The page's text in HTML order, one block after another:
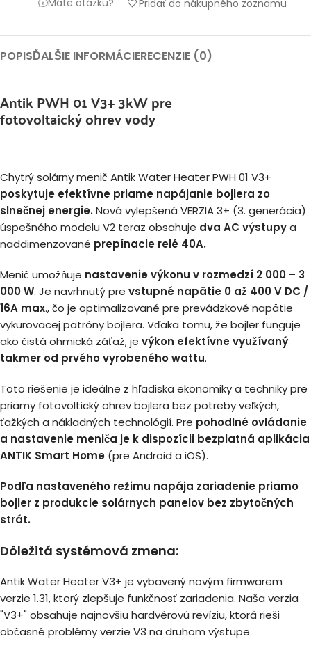
Máte otázku? Pridať do nákupného zoznamu
POPISĎALŠIE INFORMÁCIERECENZIE (0)
Antik PWH 01 V3+ 3kW pre
fotovoltaický ohrev vody
Chytrý solárny menič Antik Water Heater PWH 01 V3+
poskytuje efektívne priame napájanie bojlera zo
slnečnej energie. Nová vylepšená VERZIA 3+ (3. generácia)
úspešného modelu V2 teraz obsahuje dva AC výstupya
naddimenzované prepínacie relé 40A.
Menič umožňuje nastavenie výkonu v rozmedzí 2 000 – 3
000 W. Je navrhnutý pre vstupné napätie 0 až 400 V DC /
16A max., čo je optimalizované pre prevádzkové napätie
vykurovacej patróny bojlera. Vďaka tomu, že bojler funguje
ako čistá ohmická záťaž, je výkon efektívne využívaný
takmer od prvého vyrobeného wattu.
Toto riešenie je ideálne z hľadiska ekonomiky a techniky pre
priamy fotovoltický ohrev bojlera bez potreby veľkých,
ťažkých a nákladných technológií. Pre pohodlné ovládanie
a nastavenie meniča je k dispozícii bezplatná aplikácia
ANTIK Smart Home (pre Android a iOS).
Podľa nastaveného režimu napája zariadenie priamo
bojler z produkcie solárnych panelov bez zbytočných
strát.
Dôležitá systémová zmena:
Antik Water Heater V3+ je vybavený novým firmwarem
verzie 1.31, ktorý zlepšuje funkčnosť zariadenia. Naša verzia
"V3+" obsahuje najnovšiu hardvérovú revíziu, ktorá rieši
občasné problémy verzie V3 na druhom výstupe.